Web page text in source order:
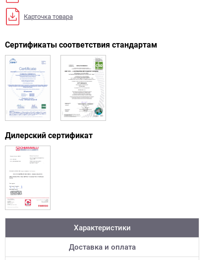
Карточка товара
Сертификаты соответствия стандартам
Дилерский сертификат
Характеристики
Доставка и оплата